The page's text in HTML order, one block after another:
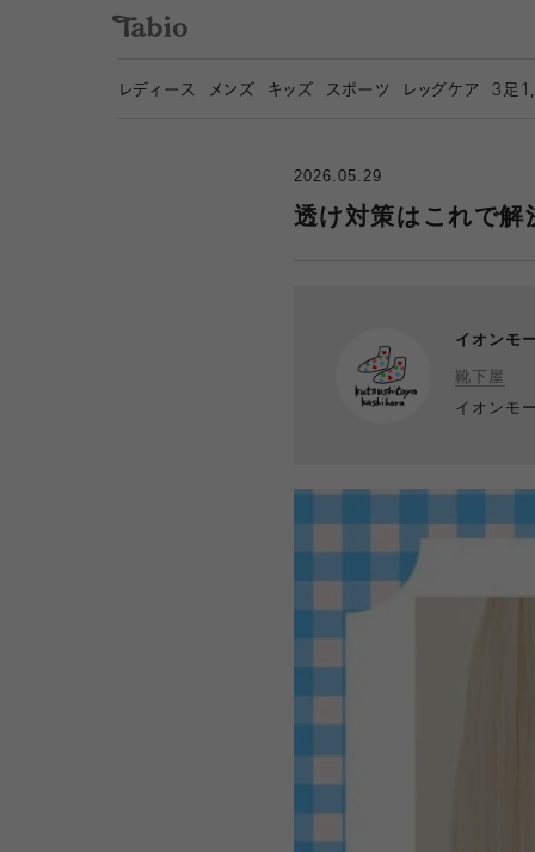
レディース メンズ キッズ スポーツ レッグケア 3 足
2026.05.29
透け対策はこれで解
イオンモ
靴下屋
イオンモ